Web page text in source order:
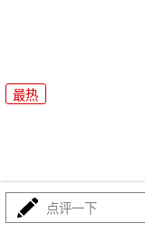
最热
点评一下